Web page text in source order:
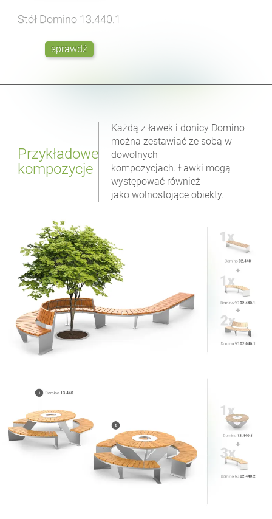
Stół Domino 13.440.1
sprawdź
Przykładowe
kompozycje
Każdą z ławek i donicy Domino
można zestawiać ze sobą w
dowolnych
kompozycjach. Ławki mogą
występować również
jako wolnostojące obiekty.